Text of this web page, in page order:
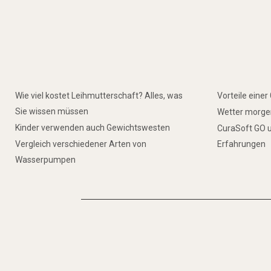
Wie viel kostet Leihmutterschaft? Alles, was
Sie wissen müssen
Kinder verwenden auch Gewichtswesten
Vergleich verschiedener Arten von
Wasserpumpen
Vorteile einer
Wetter
CuraSoft GO
Erfahrungen